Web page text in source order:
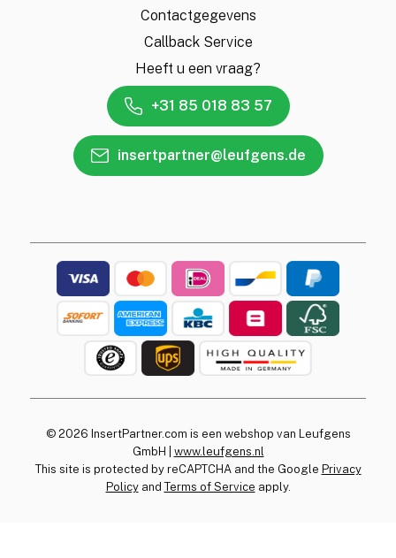
Contactgegevens
Callback Service
Heeft u een vraag?
+31 85 018 83 57
insertpartner@leufgens.de
© 2026 InsertPartner.com is een webshop van Leufgens
GmbH | www.leufgens.nl
This site is protected by reCAPTCHA and the Google Privacy
PolicyandTerms of Service apply.